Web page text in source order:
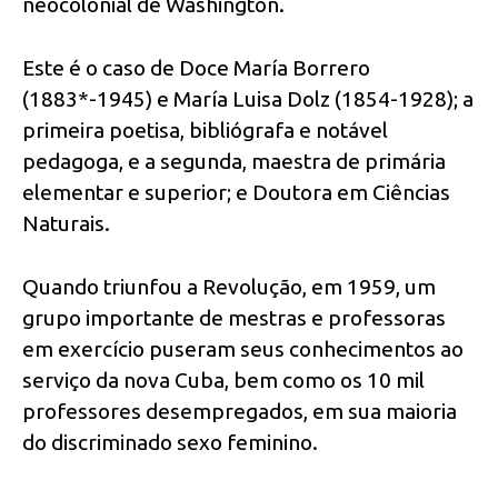
neocolonial de Washington.
Este é o caso de Doce María Borrero
(1883*-1945) e María Luisa Dolz (1854-1928); a
primeira poetisa, bibliógrafa e notável
pedagoga, e a segunda, maestra de primária
elementar e superior; e Doutora em Ciências
Naturais.
Quando triunfou a Revolução, em 1959, um
grupo importante de mestras e professoras
em exercício puseram seus conhecimentos ao
serviço da nova Cuba, bem como os 10 mil
professores desempregados, em sua maioria
do discriminado sexo feminino.